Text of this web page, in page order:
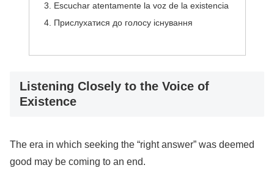
Escuchar atentamente la voz de la existencia
Прислухатися до голосу існування
Listening Closely to the Voice of
Existence
The era in which seeking the “right answer” was deemed
good may be coming to an end.